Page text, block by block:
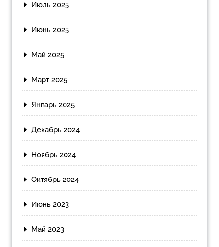
Июль 2025
Июнь 2025
Май 2025
Март 2025
Январь 2025
Декабрь 2024
Ноябрь 2024
Октябрь 2024
Июнь 2023
Май 2023